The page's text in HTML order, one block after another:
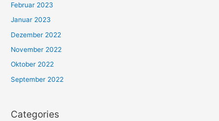
Februar 2023
Januar 2023
Dezember 2022
November 2022
Oktober 2022
September 2022
Categories